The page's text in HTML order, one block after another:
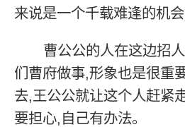
来说是一个千载难逢的机会
曹公公的人在这边招
们曹府做事,形象也是很重
去,王公公就让这个人赶紧
要担心,自己有办法。